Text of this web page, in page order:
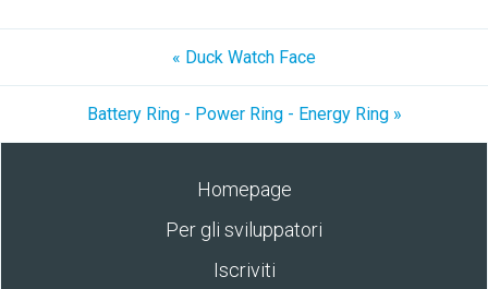
« Duck Watch Face
Battery Ring - Power Ring - Energy Ring »
Homepage
Per gli sviluppatori
Iscriviti